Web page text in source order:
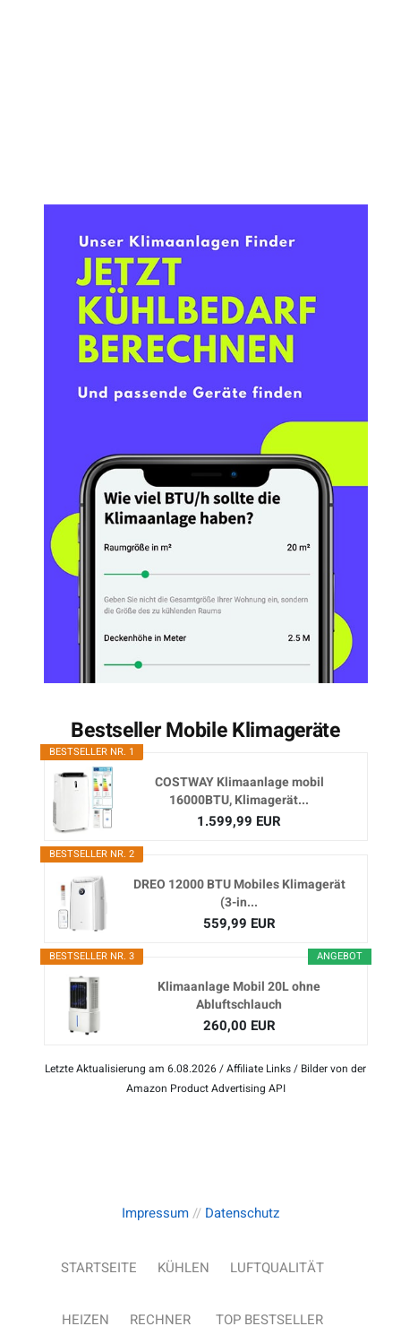
Bestseller Mobile Klimageräte
BESTSELLER NR. 1
COSTWAY Klimaanlage mobil
16000BTU, Klimagerät...
1.599,99 EUR
BESTSELLER NR. 2
DREO 12000 BTU Mobiles Klimagerät
(3-in...
559,99 EUR
ANGEBOT
BESTSELLER NR. 3
Klimaanlage Mobil 20L ohne
Abluftschlauch
260,00 EUR
Letzte Aktualisierung am 6.08.2026 / Affiliate Links / Bilder von der
Amazon Product Advertising API
Impressum// Datenschutz
STARTSEITE KÜHLEN LUFTQUALITÄT
HEIZEN RECHNER TOP BESTSELLER